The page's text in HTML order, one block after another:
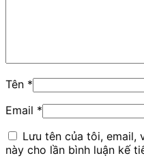
Tên *
Email *
Lưu tên của tôi, email,
này cho lần bình luận kế